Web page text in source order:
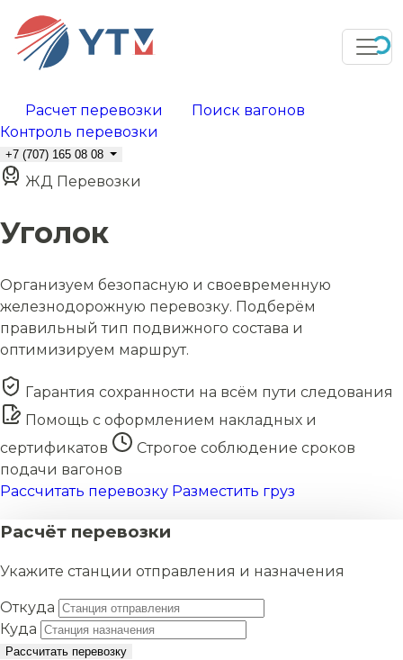
Расчет перевозки
Поиск вагонов
Контроль перевозки
+7 (707) 165 08 08
ЖД Перевозки
Уголок
Организуем безопасную и своевременную
железнодорожную перевозку. Подберём
правильный тип подвижного состава и
оптимизируем маршрут.
Гарантия сохранности на всём пути следования
Помощь с оформлением накладных и
сертификатов
Строгое соблюдение сроков
подачи вагонов
Рассчитать перевозку Разместить груз
Расчёт перевозки
Укажите станции отправления и назначения
Откуда
Куда
Рассчитать перевозку